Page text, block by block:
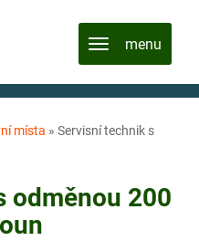
místa » Servisní technik s
odměnou 200